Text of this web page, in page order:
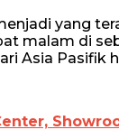
yang
malam di
Asia